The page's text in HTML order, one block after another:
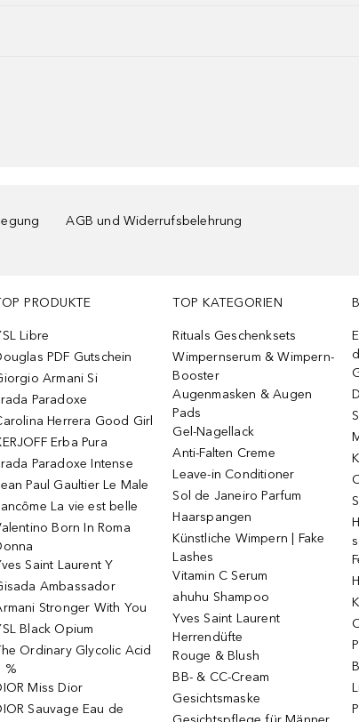
AGB und Widerrufsbelehrung
PRODUKTE
Libre
PDF Gutschein
Armani Si
Paradoxe
Herrera Good Girl
Erba Pura
Paradoxe Intense
Paul Gaultier Le Male
La vie est belle
Born In Roma
Saint Laurent Y
Ambassador
Stronger With You
Black Opium
Ordinary Glycolic Acid
%
Miss Dior
Sauvage Eau de
TOP KATEGORIEN
Rituals Geschenksets
Wimpernserum & Wimpern-
Booster
Augenmasken & Augen
Pads
Gel-Nagellack
Anti-Falten Creme
Leave-in Conditioner
Sol de Janeiro Parfum
Haarspangen
Künstliche Wimpern | Fake
Lashes
Vitamin C Serum
ahuhu Shampoo
Yves Saint Laurent
Herrendüfte
Rouge & Blush
BB- & CC-Cream
Gesichtsmaske